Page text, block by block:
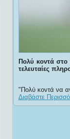
Πολύ κοντά στο
τελευταίες
Πολύ κοντά να
Διαβάστε